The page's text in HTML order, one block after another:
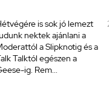
is sok jó lemezt
nektek ajánlani a
a Slipknotig és a
Talktól egészen a
ig. Rem...